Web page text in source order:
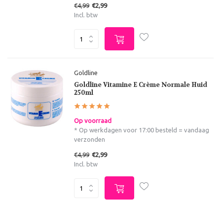
€4,99 €2,99
Incl. btw
Goldline
Goldline Vitamine E Crème Normale Huid
250ml
Op voorraad
* Op werkdagen voor 17:00 besteld = vandaag
verzonden
€4,99 €2,99
Incl. btw